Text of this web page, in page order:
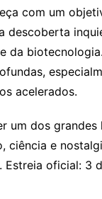
com um
descoberta
da
acelerados.
um dos grandes
ciência e
Estreia oficial: 3